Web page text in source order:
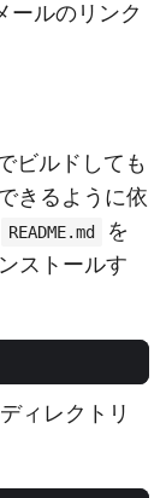
ールのリンク
ビルドしても
きるように依
README.md
を
ストールす
ィレクトリ